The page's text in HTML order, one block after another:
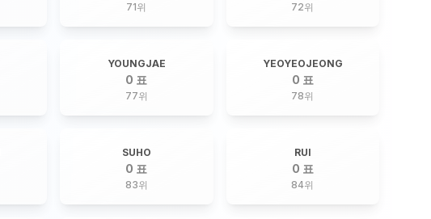
71위 72위
YOUNGJAE
0 표
77위
YEOYEOJEONG
0 표
78위
SUHO
0 표
83위
RUI
0 표
84위